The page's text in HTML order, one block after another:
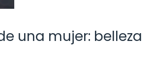
una mujer: belleza